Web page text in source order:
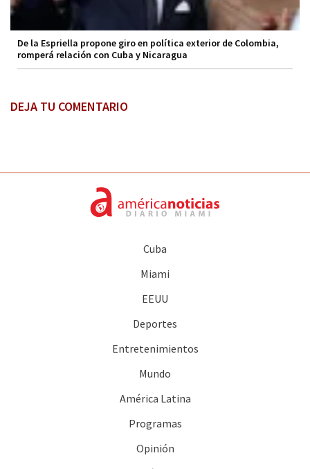
De la Espriella propone giro en política exterior de Colombia,
romperá relación con Cuba y Nicaragua
DEJA TU COMENTARIO
Cuba
Miami
EEUU
Deportes
Entretenimientos
Mundo
América Latina
Programas
Opinión